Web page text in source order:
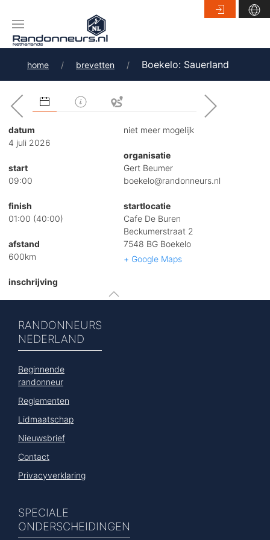
home brevetten Boekelo: Sauerland
datum
4 juli 2026
start
09:00
finish
01:00 (40:00)
afstand
600km
inschrijving
niet meer mogelijk
organisatie
Gert Beumer
boekelo@randonneurs.nl
startlocatie
Cafe De Buren
Beckumerstraat 2
7548 BG Boekelo
+ Google Maps
RANDONNEURS
NEDERLAND
Beginnende
randonneur
Reglementen
Lidmaatschap
Nieuwsbrief
Contact
Privacyverklaring
SPECIALE
ONDERSCHEIDINGEN